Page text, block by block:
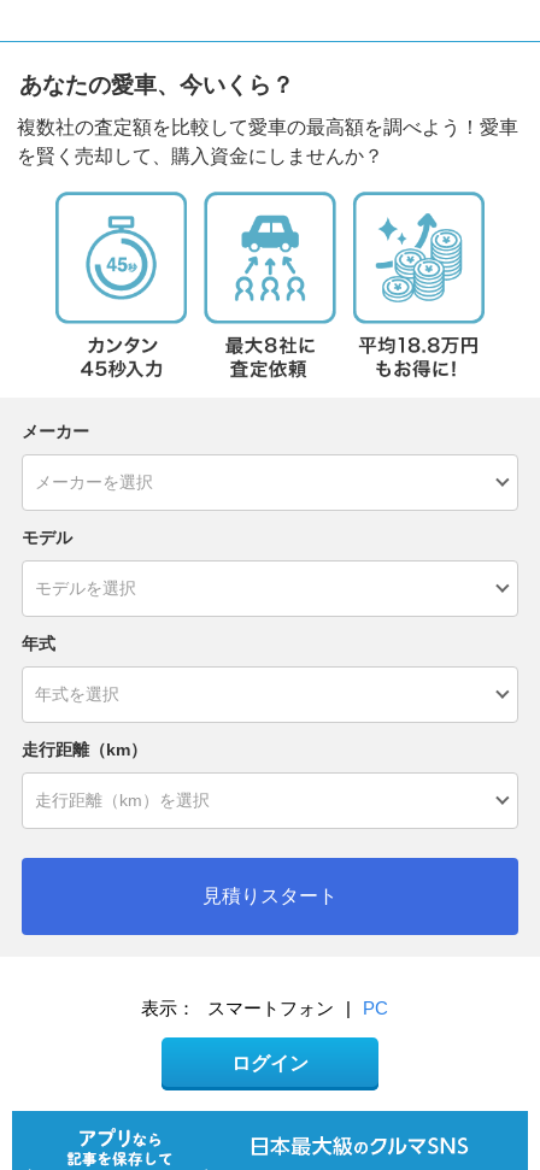
あなたの愛車、今いくら？
複数社の査定額を比較して愛車の最高額を調べよう！愛車
を賢く売却して、購入資金にしませんか？
メーカー
モデル
年式
走行距離（km）
見積りスタート
表示： スマートフォン PC
ログイン